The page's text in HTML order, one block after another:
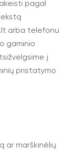
pagal
arba telefonu
gaminio
į
pristatymo
ar marškinėlių